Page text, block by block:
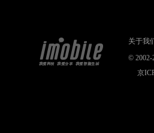
关于我
© 2002-
京